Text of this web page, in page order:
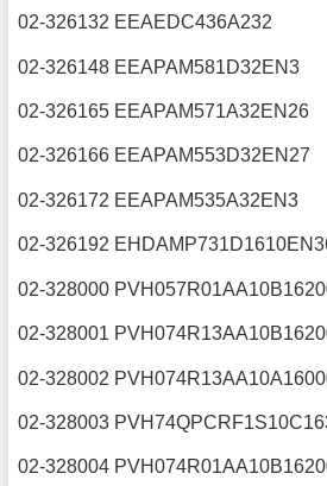
02-326132 EEAEDC436A232
02-326148 EEAPAM581D32EN3
02-326165 EEAPAM571A32EN26
02-326166 EEAPAM553D32EN27
02-326172 EEAPAM535A32EN3
02-326192
02-328000
02-328001
02-328002
02-328003
02-328004